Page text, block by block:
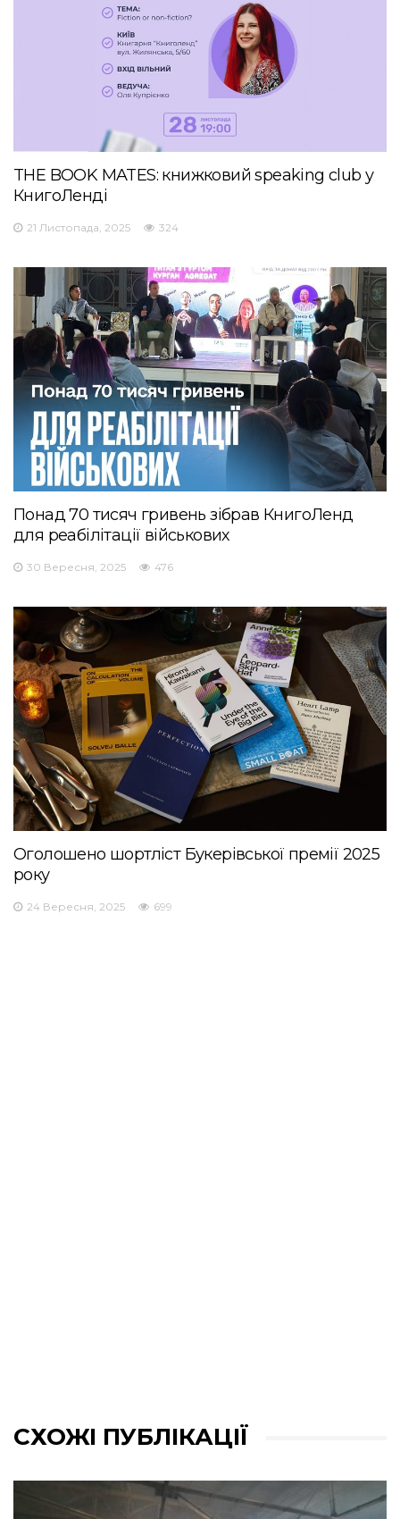
THE BOOK MATES: книжковий speaking club у
КнигоЛенді
21 Листопада, 2025 324
Понад 70 тисяч гривень зібрав КнигоЛенд
для реабілітації військових
30 Вересня, 2025 476
Оголошено шортліст Букерівської премії 2025
року
24 Вересня, 2025 699
СХОЖІ ПУБЛІКАЦІЇ